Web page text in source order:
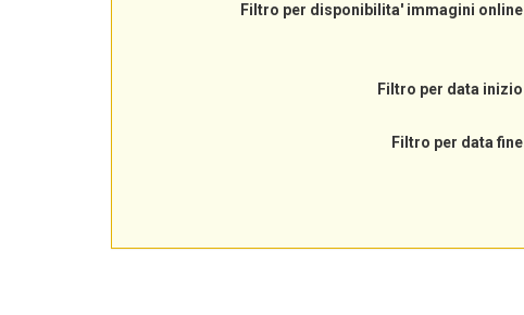
Filtro per disponibilita' immagini online
Filtro per data inizio
Filtro per data fine